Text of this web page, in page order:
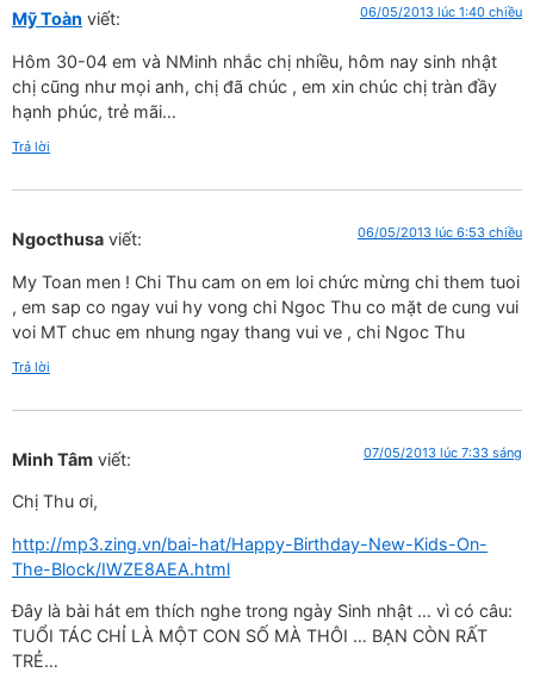
Mỹ Toàn viết: 06/05/2013 lúc 1:40 chiều
Hôm 30-04 em và NMinh nhắc chị nhiều, hôm nay sinh nhật
chị cũng như mọi anh, chị đã chúc , em xin chúc chị tràn đầy
hạnh phúc, trẻ mãi…
Trả lời
Ngocthusa viết: 06/05/2013 lúc 6:53 chiều
My Toan men ! Chi Thu cam on em loi chức mừng chi them tuoi
, em sap co ngay vui hy vong chi Ngoc Thu co mặt de cung vui
voi MT chuc em nhung ngay thang vui ve , chi Ngoc Thu
Trả lời
Minh Tâm viết: 07/05/2013 lúc 7:33 sáng
Chị Thu ơi,
http://mp3.zing.vn/bai-hat/Happy-Birthday-New-Kids-On-
The-Block/IWZE8AEA.html
Đây là bài hát em thích nghe trong ngày Sinh nhật … vì có câu:
TUỔI TÁC CHỈ LÀ MỘT CON SỐ MÀ THÔI … BẠN CÒN RẤT
TRẺ…